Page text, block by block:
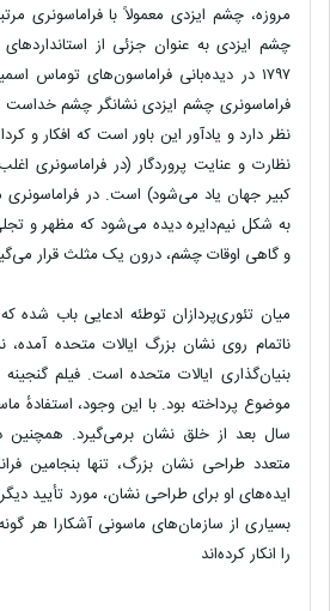
مروزه، چشم ایزدی معمولاً با فراماسونری
چشم ایزدی به عنوان جزئی از استانداردهای
۱۷۹۷ در دیده‌بانی فراماسون‌های
فراماسونری چشم ایزدی نشانگر چشم
نظر دارد و یادآور این باور است که افکار و
نظارت و عنایت پروردگار (در فراماسونری
کبیر جهان یاد می‌شود) است. در فراماسونری
به شکل نیم‌دایره دیده می‌شود که مظهر و
و گاهی اوقات چشم، درون یک مثلث قرار
میان تئوری‌پردازان توطئه ادعایی باب شده
ناتمام روی نشان بزرگ ایالات متحده آمده،
سال بعد از خلق نشان برمی‌گیرد. همچنین
متعدد طراحی نشان بزرگ، تنها بنجامین
ایده‌های او برای طراحی نشان، مورد تأیید
بسیاری از سازمان‌های ماسونی آشکارا هر
را انکار کرده‌اند